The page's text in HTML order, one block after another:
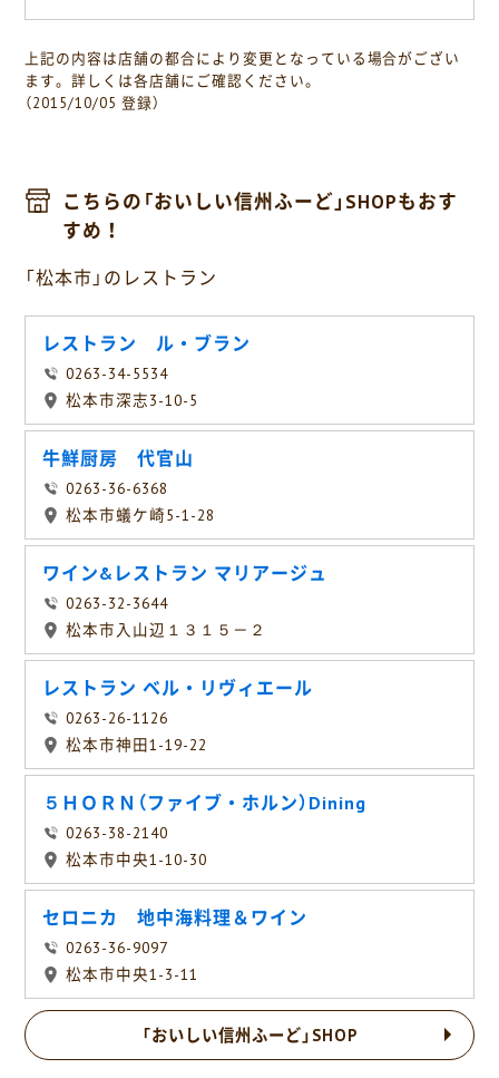
上記の内容は店舗の都合により変更となっている場合がござい
ます。詳しくは各店舗にご確認ください。
（2015/10/05 登録）
こちらの「おいしい信州ふーど」SHOPもおす
すめ！
「松本市」のレストラン
レストラン ル・ブラン
0263-34-5534
松本市深志3-10-5
牛鮮厨房 代官山
0263-36-6368
松本市蟻ケ崎5-1-28
ワイン&レストラン マリアージュ
0263-32-3644
松本市入山辺１３１５－２
レストラン ベル・リヴィエール
0263-26-1126
松本市神田1-19-22
５ＨＯＲＮ（ファイブ・ホルン）Dining
0263-38-2140
松本市中央1-10-30
セロニカ 地中海料理＆ワイン
0263-36-9097
松本市中央1-3-11
「おいしい信州ふーど」SHOP